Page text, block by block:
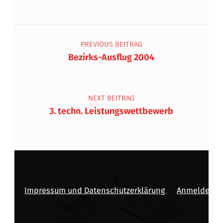
Beitragsnavigation
PREVIOUS BEITRAG
Bezirks-Ausflug 2004
NEXT BEITRAG
3. techn. Leistungswettbewerb
Impressum und Datenschutzerklärung Anmelden